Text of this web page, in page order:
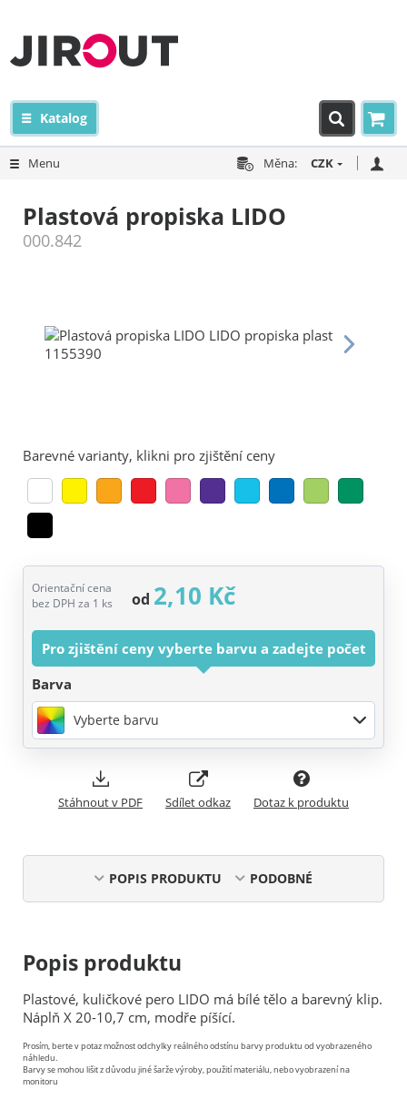
Katalog
Menu Měna: CZK
Plastová propiska LIDO
000.842
Barevné varianty, klikni pro zjištění ceny
Orientační cena
bez DPH za 1 ks
od 2,10 Kč
Pro zjištění ceny vyberte barvu a zadejte počet
Barva
Vyberte barvu
Stáhnout v PDF Sdílet odkaz Dotaz k produktu
POPIS PRODUKTU PODOBNÉ
Popis produktu
Plastové, kuličkové pero LIDO má bílé tělo a barevný klip.
Náplň X 20-10,7 cm, modře píšící.
Prosím, berte v potaz možnost odchylky reálného odstínu barvy produktu od vyobrazeného
náhledu.
Barvy se mohou lišit z důvodu jiné šarže výroby, použití materiálu, nebo vyobrazení na
monitoru